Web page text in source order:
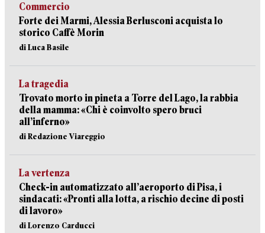
Commercio
Forte dei Marmi, Alessia Berlusconi acquista lo
storico Caffè Morin
di Luca Basile
La tragedia
Trovato morto in pineta a Torre del Lago, la rabbia
della mamma: «Chi è coinvolto spero bruci
all’inferno»
di Redazione Viareggio
La vertenza
Check-in automatizzato all’aeroporto di Pisa, i
sindacati: «Pronti alla lotta, a rischio decine di posti
di lavoro»
di Lorenzo Carducci